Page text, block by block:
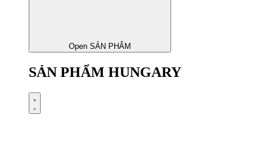
Open SẢN PHẨM
SẢN PHẨM HUNGARY